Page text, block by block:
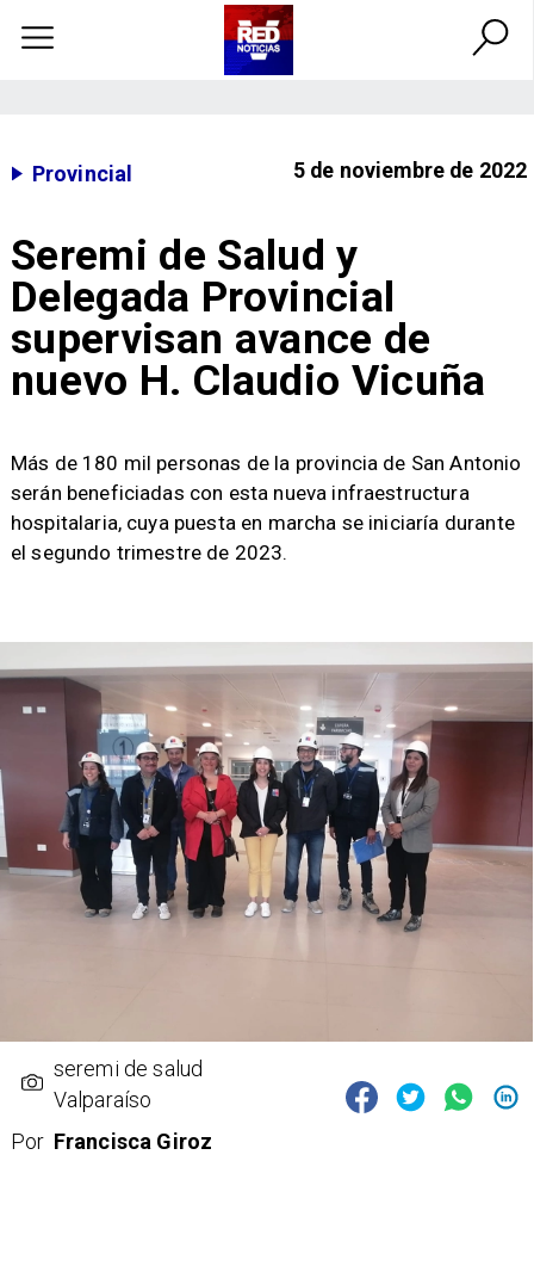
Provincial 5 de noviembre de 2022
Seremi de Salud y
Delegada Provincial
supervisan avance de
nuevo H. Claudio Vicuña
Más de 180 mil personas de la provincia de San Antonio
serán beneficiadas con esta nueva infraestructura
hospitalaria, cuya puesta en marcha se iniciaría durante
el segundo trimestre de 2023.
seremi de salud
Valparaíso
Por Francisca Giroz